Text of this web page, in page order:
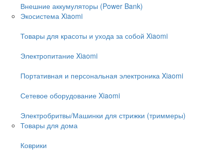
Внешние аккумуляторы (Power Bank)
Экосистема Xiaomi
Товары для красоты и ухода за собой Xiaomi
Электропитание Xiaomi
Портативная и персональная электроника Xiaomi
Сетевое оборудование Xiaomi
Электробритвы/Машинки для стрижки (триммеры)
Товары для дома
Коврики